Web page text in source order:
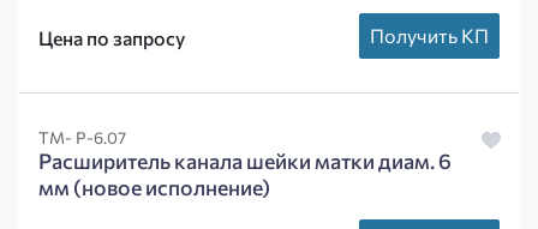
Цена по запросу Получить КП
ТМ- Р-6.07
Расширитель канала шейки матки диам. 6
мм (новое исполнение)